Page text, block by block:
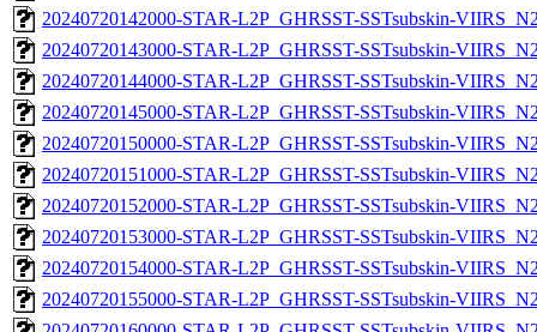
20240720142000-STAR-L2P_GHRSST-SSTsubskin-
20240720143000-STAR-L2P_GHRSST-SSTsubskin-
20240720144000-STAR-L2P_GHRSST-SSTsubskin-
20240720145000-STAR-L2P_GHRSST-SSTsubskin-
20240720150000-STAR-L2P_GHRSST-SSTsubskin-
20240720151000-STAR-L2P_GHRSST-SSTsubskin-
20240720152000-STAR-L2P_GHRSST-SSTsubskin-
20240720153000-STAR-L2P_GHRSST-SSTsubskin-
20240720154000-STAR-L2P_GHRSST-SSTsubskin-
20240720155000-STAR-L2P_GHRSST-SSTsubskin-